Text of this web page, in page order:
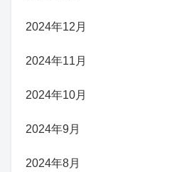
2024年12月
2024年11月
2024年10月
2024年9月
2024年8月